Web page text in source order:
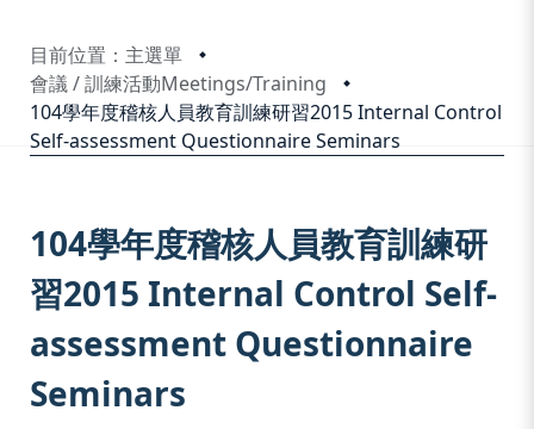
目前位置：主選單
會議 / 訓練活動Meetings/Training
104學年度稽核人員教育訓練研習2015 Internal Control
Self-assessment Questionnaire Seminars
104學年度稽核人員教育訓練研
習2015 Internal Control Self-
assessment Questionnaire
Seminars